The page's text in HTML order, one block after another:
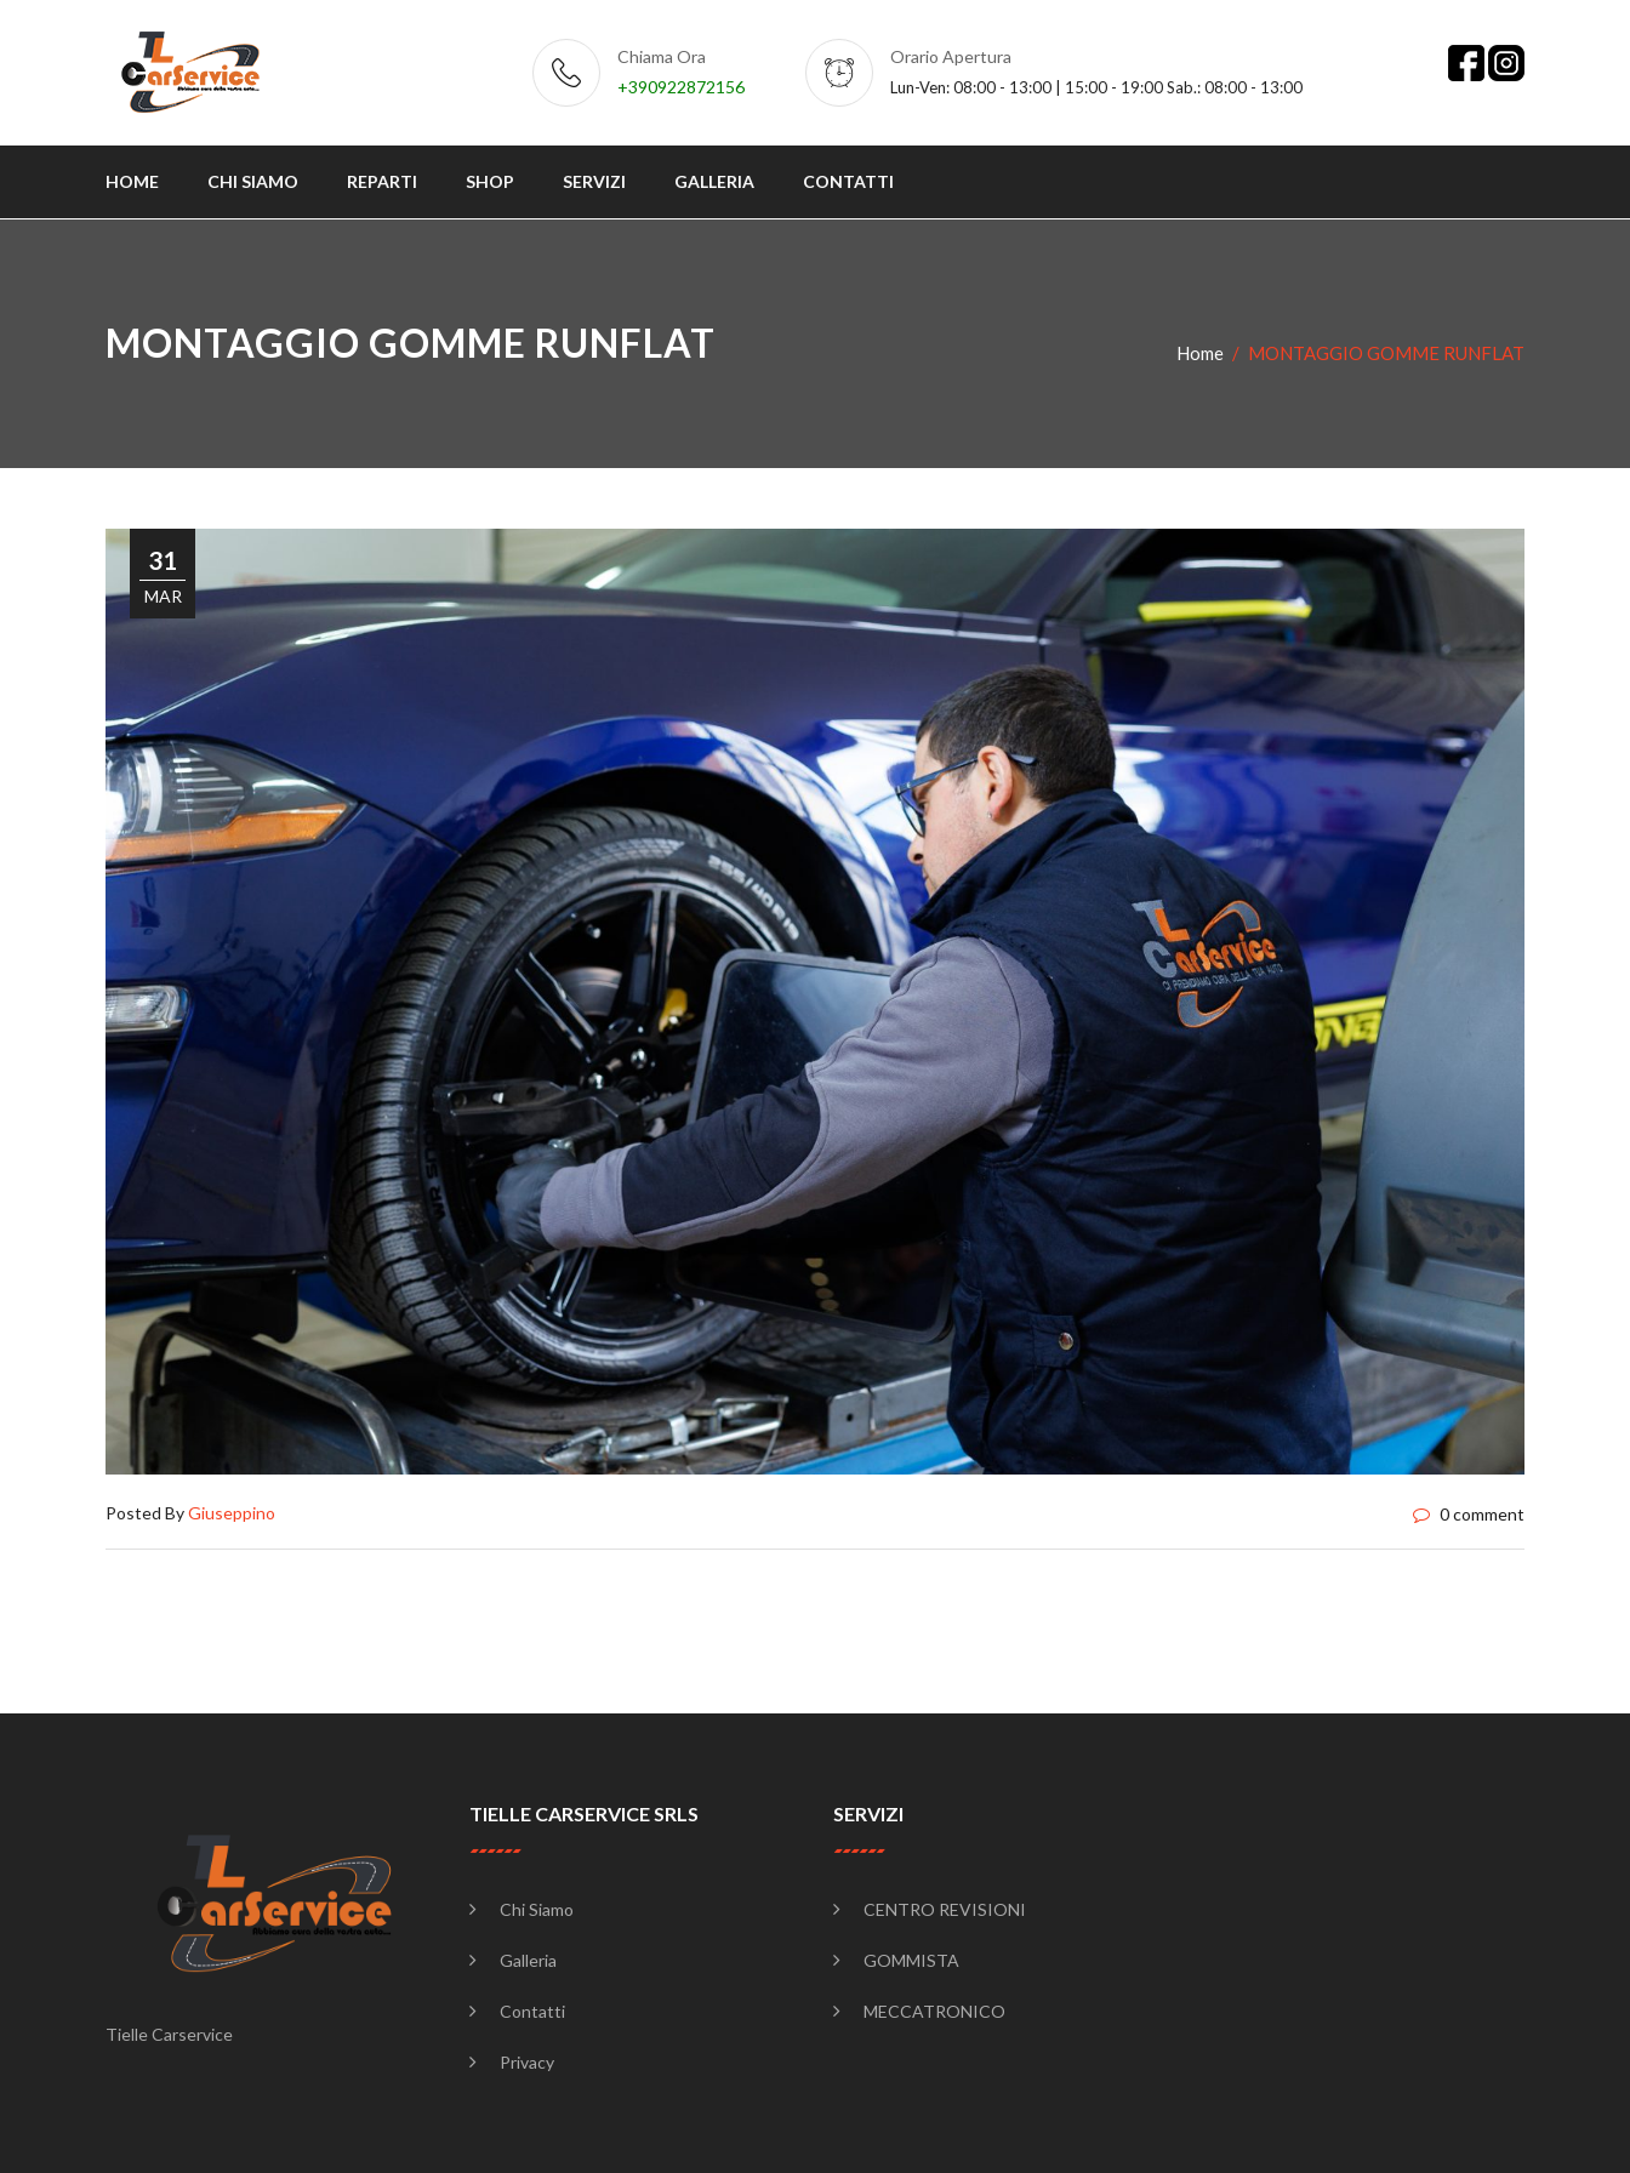
Chiama Ora
+390922872156
Orario Apertura
Lun-Ven: 08:00 - 13:00 | 15:00 - 19:00 Sab.: 08:00 - 13:00
HOME CHI SIAMO REPARTI SHOP SERVIZI GALLERIA CONTATTI
MONTAGGIO GOMME RUNFLAT Home MONTAGGIO GOMME RUNFLAT
31
MAR
Posted ByGiuseppino 0 comment
Tielle Carservice
TIELLE CARSERVICE SRLS
Chi Siamo
Galleria
Contatti
Privacy
SERVIZI
CENTRO REVISIONI
GOMMISTA
MECCATRONICO